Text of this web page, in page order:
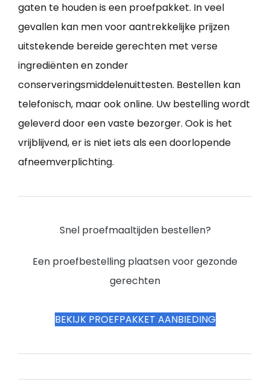
gaten te houden is een proefpakket. In veel
gevallen kan men voor aantrekkelijke prijzen
uitstekende bereide gerechten met verse
ingrediënten en zonder
conserveringsmiddelenuittesten. Bestellen kan
telefonisch, maar ook online. Uw bestelling wordt
geleverd door een vaste bezorger. Ook is het
vrijblijvend, er is niet iets als een doorlopende
afneemverplichting.
Snel proefmaaltijden bestellen?
Een proefbestelling plaatsen voor gezonde
gerechten
BEKIJK PROEFPAKKET AANBIEDING